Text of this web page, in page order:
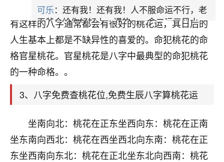
柱存在一个“子”，那么这个人就是桃花运很强的。具
有这样的八字通常都会有很好的桃花运，其日后的
人生基本上都是不缺异性的喜爱的。命犯桃花的命
格官星桃花。官星桃花是八字中最典型的命犯桃花
的一种命格。。
3、八字免费查桃花位,免费生辰八字算桃花运
坐南向北：桃花在正东坐西向东：桃花在正南
坐东南向西北：桃花在西坐西北向东南：桃花在正
东坐西南向东北：桃花在正北坐东北向西南：桃花
可乐：还有我！还有我！人不服命运不行，老
天爷会给你好好上一课的。一命二运三风水，
哪样不服都不行！
平安是福：我也是每年找老师化太岁，看年
卦，认识老师3年了，都是缘分啊！
心若莲花
我是做餐饮的，这两年，生意屡屡受挫，店开一家关
一家，要么生意不好，生意好的就出事。前些年攒的
家底快败光了，真是倒霉！我也想找人看看到底怎么
回事？